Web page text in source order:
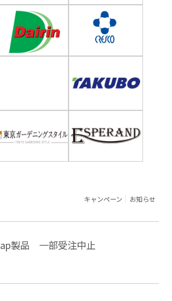
キャンペーン お知らせ
製品 一部受注中止